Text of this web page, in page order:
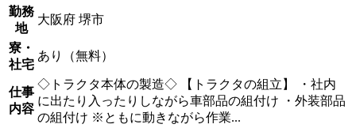
勤務
地
大阪府 堺市
寮・
社宅
あり（無料）
仕事
内容
◇トラクタ本体の製造◇ 【トラクタの組立】 ・社内
に出たり入ったりしながら車部品の組付け ・外装部品
の組付け ※ともに動きながら作業...